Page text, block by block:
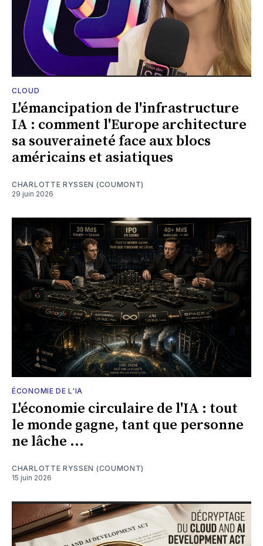
CLOUD
L'émancipation de l'infrastructure
IA : comment l'Europe architecture
sa souveraineté face aux blocs
américains et asiatiques
CHARLOTTE RYSSEN (COUMONT)
29 juin 2026
ÉCONOMIE DE L'IA
L'économie circulaire de l'IA : tout
le monde gagne, tant que personne
ne lâche ...
CHARLOTTE RYSSEN (COUMONT)
15 juin 2026